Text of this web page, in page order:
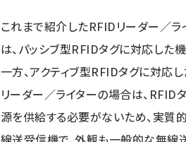
これまで紹介したRFIDリーダー／ラ
は、パッシブ型RFIDタグに対応した機
一方、アクティブ型RFIDタグに対応
リーダー／ライターの場合は、RFID
源を供給する必要がないため、実質